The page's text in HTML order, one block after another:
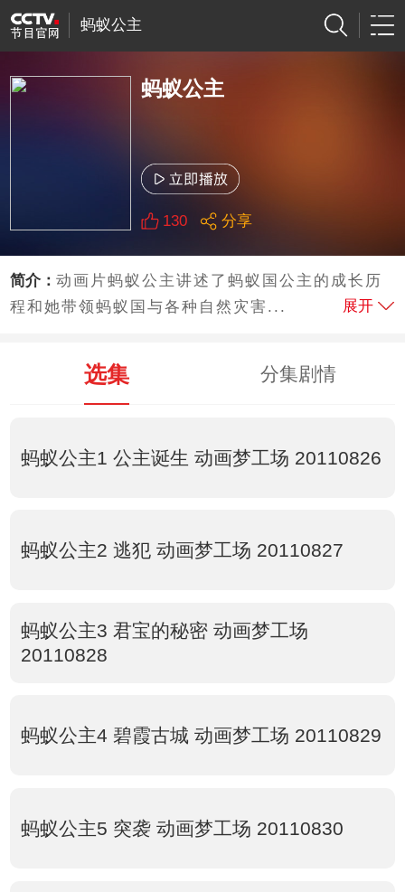
蚂蚁公主
蚂蚁公主
130 分享
简介：动画片蚂蚁公主讲述了蚂蚁国公主的成长历
程和她带领蚂蚁国与各种自然灾害...
展开
选集 分集剧情
蚂蚁公主1 公主诞生 动画梦工场 20110826
蚂蚁公主2 逃犯 动画梦工场 20110827
蚂蚁公主3 君宝的秘密 动画梦工场
20110828
蚂蚁公主4 碧霞古城 动画梦工场 20110829
蚂蚁公主5 突袭 动画梦工场 20110830